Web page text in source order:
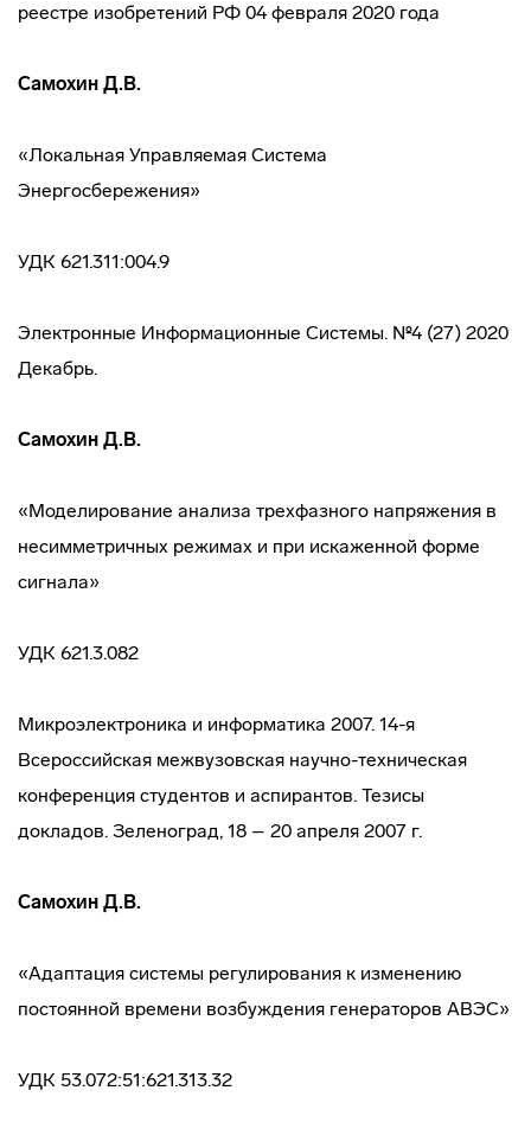
реестре изобретений РФ 04 февраля 2020 года
Самохин Д.В.
«Локальная Управляемая Система
Энергосбережения»
УДК 621.311:004.9
Электронные Информационные Системы. №4 (27) 2020
Декабрь.
Самохин Д.В.
«Моделирование анализа трехфазного напряжения в
несимметричных режимах и при искаженной форме
сигнала»
УДК 621.3.082
Микроэлектроника и информатика 2007. 14-я
Всероссийская межвузовская научно-техническая
конференция студентов и аспирантов. Тезисы
докладов. Зеленоград, 18 – 20 апреля 2007 г.
Самохин Д.В.
«Адаптация системы регулирования к изменению
постоянной времени возбуждения генераторов АВЭС»
УДК 53.072:51:621.313.32